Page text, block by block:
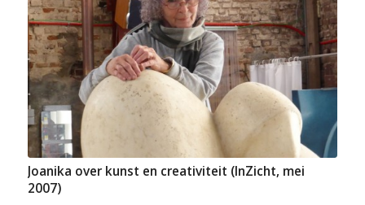
Joanika over kunst en creativiteit (InZicht, mei
2007)